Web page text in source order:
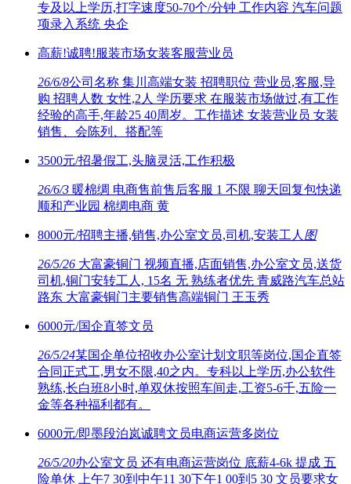
专及以上学历,打字速度50-70个/分钟 工作内容 汽车问题
项录入系统 央企
高薪!诚聘!服装市场女装客服营业员
26/6/8公司名称 集川高端女装 招聘职位 营业员,客服,导
购 招聘人数 女性,2人 学历要求 在服装市场做过,有工作
经验的高手,年龄25 40周岁。工作描述 女装营业员 女装
销售、会陈列、搭配等
3500元/招暑假工,头脑灵活,工作积极
26/6/3 暖棉绸 电商售前售后客服 1 不限 聊天回复包快递
顺和产业园 棉绸电商 黄
8000元/招聘主播,销售,办公室文员,司机,安装工人 图
26/5/26 大富豪铜门 视频直播,店面销售,办公室文员,送货
司机,铜门安转工人, 15名 无 熟练者优先 青威路汽车总站
路东 大富豪铜门主要销售高端铜门 王玉秀
6000元/国企直签文员
26/5/24某国企单位招收办公室计划文职等岗位,国企直签
合同正式工,男女不限,40之内。专科以上学历,办公软件
熟练,长白班8小时,单双休按照车间走,工资5-6千,五险一
金等各种福利都有。
6000元/即墨段泊岚诚聘文员电商运营多岗位
26/5/20办公室文员 还有电商运营岗位 底薪4-6k 提成 五
险单休 上午7 30到中午11 30下午1 00到5 30 文员要求女